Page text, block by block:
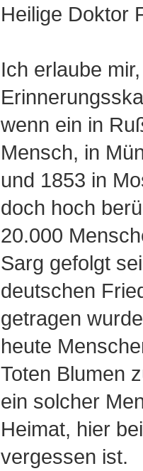
Heilige Doktor
Ich erlaube
wenn ein in
Mensch, in
und 1853 in
doch hoch
20.000
Sarg gefolgt
deutschen
getragen
heute
Toten Blumen
ein solcher
Heimat, hier
vergessen ist.